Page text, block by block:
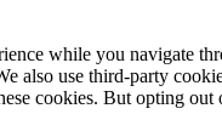
while you navigate
also use third-party
cookies. But opting